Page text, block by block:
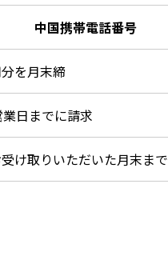
中国携帯電話番号
を月末締
日までに請求
け取りいただいた月末まで